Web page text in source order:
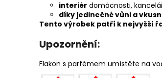
interiér domácnosti,
díky jedinečné vůni a
Tento výrobek patří k nejvyšší
Upozornění:
Flakon s parfémem umístěte na